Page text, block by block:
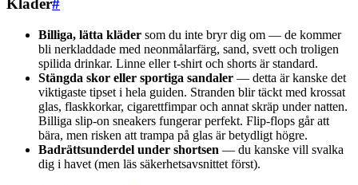
Kläder#
Billiga, lätta kläder som du inte bryr dig om — de kommer
bli nerkladdade med neonmålarfärg, sand, svett och troligen
spilida drinkar. Linne eller t-shirt och shorts är standard.
Stängda skor eller sportiga sandaler — detta är kanske det
viktigaste tipset i hela guiden. Stranden blir täckt med krossat
glas, flaskkorkar, cigarettfimpar och annat skräp under natten.
Billiga slip-on sneakers fungerar perfekt. Flip-flops går att
bära, men risken att trampa på glas är betydligt högre.
Badrättsunderdel under shortsen — du kanske vill svalka
dig i havet (men läs säkerhetsavsnittet först).